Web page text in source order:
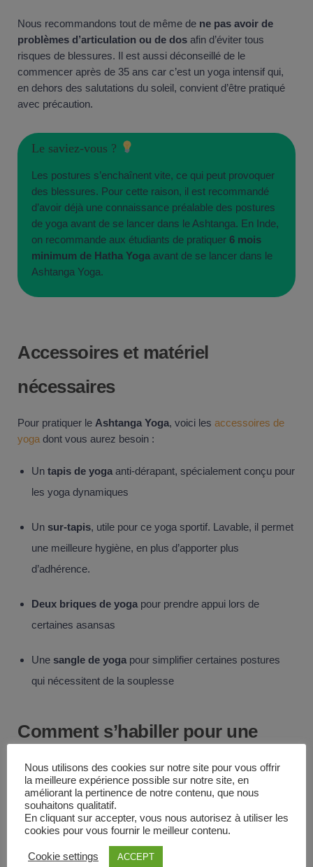
Nous recommandons tout de même de ne pas avoir de
problèmes d’articulation ou de dos afin d’éviter tous
risques de blessures. Il est aussi déconseillé de le
commencer après de 35 ans car c’est un yoga intensif qui,
en dehors des salutations du soleil, convient d’être pratiqué
avec précaution.
Le saviez-vous ?
Les postures s’enchaînent vite, ce qui peut provoquer
des blessures. Pour cette raison, il est recommandé
d’avoir déjà une connaissance préalable des postures
de yoga avant de se lancer dans le Ashtanga. En Inde,
on recommande aux étudiants de pratiquer 6 mois
minimum de Hatha Yoga avant de se lancer dans le
Ashtanga Yoga.
Accessoires et matériel
nécessaires
Pour pratiquer le Ashtanga Yoga, voici les accessoires de
yoga dont vous aurez besoin :
Un tapis de yoga anti-dérapant, spécialement conçu pour
les yoga dynamiques
Un sur-tapis, utile pour ce yoga sportif. Lavable, il permet
une meilleure hygiène, en plus d’apporter plus
d’adhérence.
Deux briques de yoga pour prendre appui lors de
certaines asansas
Une sangle de yoga pour simplifier certaines postures
qui nécessitent de la souplesse
Comment s’habiller pour une
session de Ashtanga Yoga ?
Les séances de Ashtanga sont réputées pour faire transpirer
un maximum. Aussi, il convient d’avoir une tenue adéquate,
pour homme comme pour femme.
Nous utilisons des cookies sur notre site pour vous offrir
la meilleure expérience possible sur notre site, en
améliorant la pertinence de notre contenu, que nous
souhaitons qualitatif.
En cliquant sur accepter, vous nous autorisez à utiliser les
cookies pour vous fournir le meilleur contenu.
Cookie settings ACCEPT